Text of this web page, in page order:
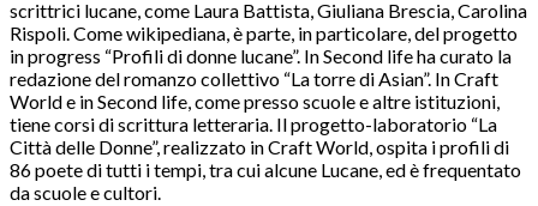
scrittrici lucane, come Laura Battista, Giuliana Brescia, Carolina
Rispoli. Come wikipediana, è parte, in particolare, del progetto
in progress “Profili di donne lucane”. In Second life ha curato la
redazione del romanzo collettivo “La torre di Asian”. In Craft
World e in Second life, come presso scuole e altre istituzioni,
tiene corsi di scrittura letteraria. Il progetto-laboratorio “La
Città delle Donne”, realizzato in Craft World, ospita i profili di
86 poete di tutti i tempi, tra cui alcune Lucane, ed è frequentato
da scuole e cultori.